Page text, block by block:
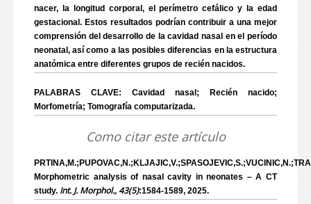
nacer, la longitud corporal, el perímetro cefálico y la edad
gestacional. Estos resultados podrían contribuir a una mejor
comprensión del desarrollo de la cavidad nasal en el período
neonatal, así como a las posibles diferencias en la estructura
anatómica entre diferentes grupos de recién nacidos.
PALABRAS CLAVE: Cavidad nasal; Recién nacido;
Morfometría; Tomografía computarizada.
Como citar este artículo
Morphometric analysis of nasal cavity in neonates – A CT
study. Int. J. Morphol., 43(5):1584-1589, 2025.